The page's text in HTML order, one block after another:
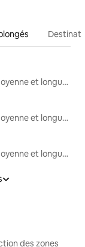
Locations moyenne et longue durée
Locations moyenne et longue durée
Locations moyenne et longue durée
des zones